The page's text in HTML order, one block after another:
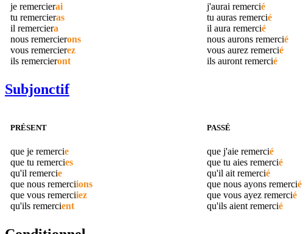
je remercierai
tu remercieras
il remerciera
nous remercierons
vous remercierez
ils remercieront
j'aurai remercié
tu auras remercié
il aura remercié
nous aurons remercié
vous aurez remercié
ils auront remercié
Subjonctif
PRÉSENT
que je remercie
que tu remercies
qu'il remercie
que nous remerciions
que vous remerciiez
qu'ils remercient
PASSÉ
que j'aie remercié
que tu aies remercié
qu'il ait remercié
que nous ayons remercié
que vous ayez remercié
qu'ils aient remercié